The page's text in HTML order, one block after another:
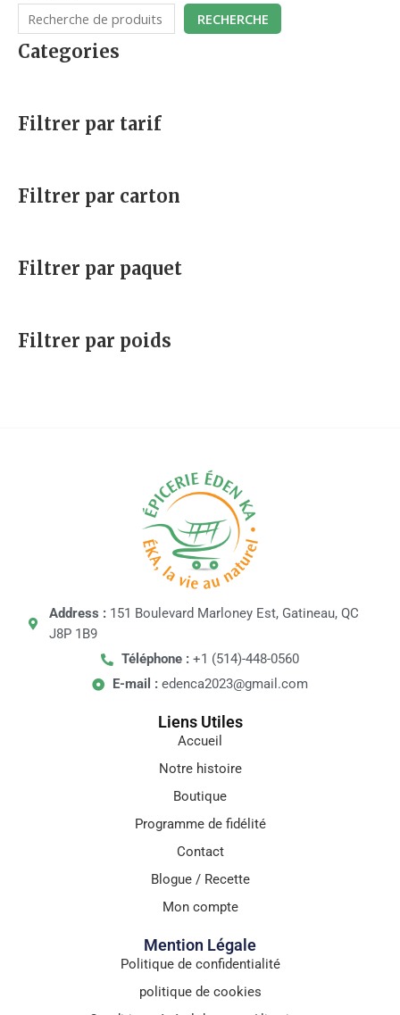
RECHERCHE
Categories
Filtrer par tarif
Filtrer par carton
Filtrer par paquet
Filtrer par poids
Address :151 Boulevard Marloney Est, Gatineau, QC
J8P 1B9
Téléphone :+1 (514)-448-0560
E-mail : edenca2023@gmail.com
Liens Utiles
Accueil
Notre histoire
Boutique
Programme de fidélité
Contact
Blogue / Recette
Mon compte
Mention Légale
Politique de confidentialité
politique de cookies